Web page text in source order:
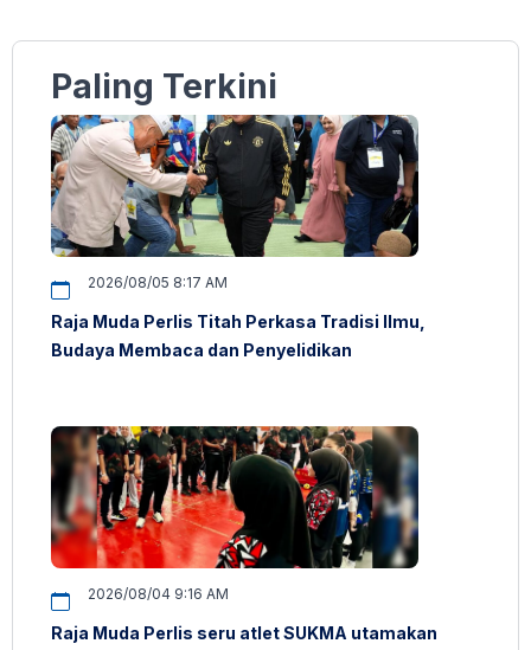
Paling Terkini
2026/08/05 8:17 AM
Raja Muda Perlis Titah Perkasa Tradisi Ilmu,
Budaya Membaca dan Penyelidikan
2026/08/04 9:16 AM
Raja Muda Perlis seru atlet SUKMA utamakan